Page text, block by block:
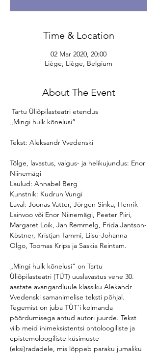
Time & Location
02 Mar 2020, 20:00
Liège, Liège, Belgium
About The Event
Tartu Üliõpilasteatri etendus
Tõlge, lavastus, valgus- ja helikujundus: Enor
Niinemägi
Laulud: Annabel Berg
Kunstnik: Kudrun Vungi
Laval: Joonas Vatter, Jörgen Sinka, Henrik
Lainvoo või Enor Niinemägi, Peeter Piiri,
Margaret Loik, Jan Remmelg, Frida Jantson-
Köstner, Kristjan Tammi, Liisu-Johanna
„Mingi hulk kõnelusi” on Tartu
Üliõpilasteatri (TÜT) uuslavastus vene 30.
aastate avangardluule klassiku Alekandr
Vvedenski samanimelise teksti põhjal.
Tegemist on juba TÜT’i kolmanda
pöördumisega antud autori juurde. Tekst
viib meid inimeksistentsi ontoloogiliste ja
epistemoloogiliste küsimuste
(eksi)radadele, mis lõppeb paraku jumaliku